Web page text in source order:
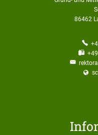
86462